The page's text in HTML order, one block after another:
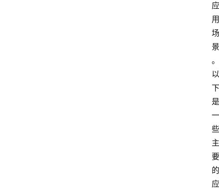
应
用
场
景
。
以
下
是
一
些
主
要
的
应